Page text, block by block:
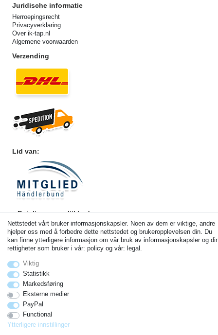
Juridische informatie
Herroepingsrecht
Privacyverklaring
Over ik-tap.nl
Algemene voorwaarden
Verzending
Lid van:
Betalingsmogelijkheden
© Copyright 2026 | Alle rettigheter forbeholdt. - Alle rechten voorbehouden. Prijzen zijn inclusief
wettelijk verplicht 19% btw Basisprijzen zie artikeldetail | * Geldt voor leveringen in Nederland!
Nettstedet vårt bruker informasjonskapsler. Noen av dem er viktige, andre
hjelper oss med å forbedre dette nettstedet og brukeropplevelsen din. Du
kan finne ytterligere informasjon om vår bruk av informasjonskapsler og
rettigheter som bruker i vår: policy og vår: legal.
Viktig
Statistikk
Markedsføring
Eksterne medier
PayPal
Functional
Ytterligere innstillinger